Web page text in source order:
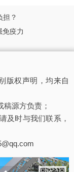
担？
疫力
版权声明，均来自
源方负责；
及时与我们联系，